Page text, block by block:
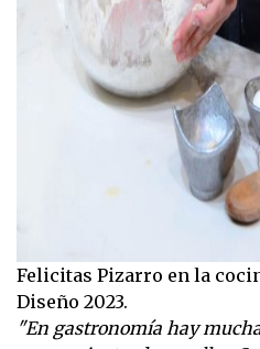
Felicitas Pizarro en la
Diseño 2023.
"En gastronomía hay